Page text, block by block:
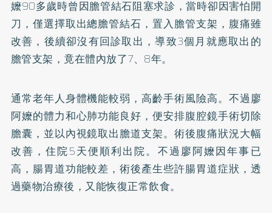
嬤90多歲時曾因膽管結石阻塞求診，當時卻因害怕開
刀，僅選擇取出總膽管結石，置入膽管支架，腹痛雖
改善，後續卻沒有回診取出，導致3個月就應取出的
膽管支架，竟在體內放了7、8年。
通常老年人身體機能較弱，高齡手術風險高。不過廖
阿嬤的體力和心肺功能良好，便安排腹腔鏡手術切除
膽囊，並以內視鏡取出膽道支架。術後腹痛狀況大幅
改善，住院5天便順利出院。不過廖阿嬤因年事已
高，腸胃道功能較差，術後產生些許腸胃道症狀，透
過藥物治療後，又能恢復正常飲食。